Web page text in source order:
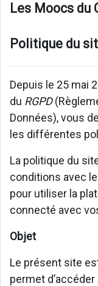
Les Moocs du
Politique du
Depuis le 25 mai
du RGPD
Données), vous
les différentes
La politique du
conditions avec
pour utiliser la
connecté avec
Objet
Le présent site
permet